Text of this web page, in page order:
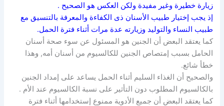
زيارة خطيرة وغير مفيدة ولكن العكس هو الصحيح .
إذ يجب إختيار طبيب الأسنان ذى الكفاءة والمعرفة بالتنسيق مع
طبيب النساء والتوليد وزيارته عدة مرات أثناء فترة الحمل.
كما يعتقد البعض أن الجنين هو المسئول عن سوء صحة أسنان
الحامل بسبب إمتصاص الجنين للكالسيوم من أسنان أمه, وهذا
خطأ شائع.
والصحيح أن الغذاء السليم أثناء الحمل يساعد على إمداد الجنين
بالكالسيوم المطلوب دون التأثير على نسبة الكالسيوم عند الأم .
كما يعتقد البعض أن جميع الأدوية ممنوع إستخدامها أثناء فترة